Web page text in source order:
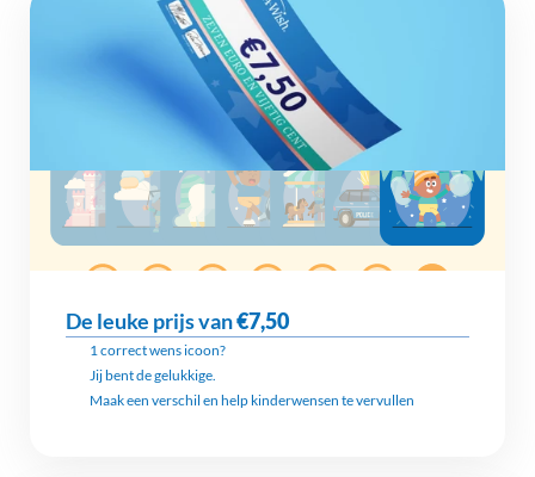
De leuke prijs van €7,50
1 correct wens icoon?
Jij bent de gelukkige.
Maak een verschil en help kinderwensen te vervullen